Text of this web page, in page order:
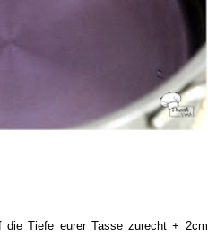
die Tiefe eurer Tasse zurecht + 2cm